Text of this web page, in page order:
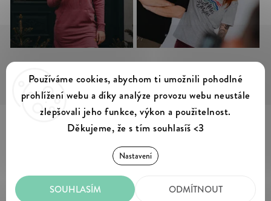
Používáme cookies, abychom ti umožnili pohodlné
prohlížení webu a díky analýze provozu webu neustále
zlepšovali jeho funkce, výkon a použitelnost.
Děkujeme, že s tím souhlasíš <3
Nastavení
ODMÍTNOUT
SOUHLASÍM
Sledovat na Instagramu
Summer & Myles. Všechna práva vyhrazena.
Upravit nastavení cookies